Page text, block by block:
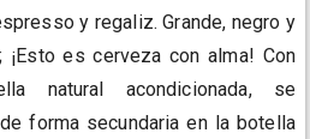
y regaliz. Grande, negro y
¡Esto es cerveza con alma! Con
natural acondicionada, se
forma secundaria en la botella